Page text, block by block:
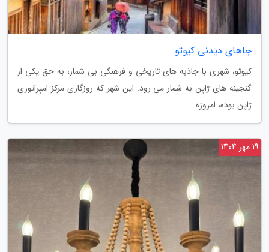
جاهای دیدنی کیوتو
کیوتو، شهری با جاذبه های تاریخی و فرهنگی بی شمار، به حق یکی از
گنجینه های ژاپن به شمار می رود. این شهر که روزگاری مرکز امپراتوری
ژاپن بوده، امروزه...
19 مهر 1404